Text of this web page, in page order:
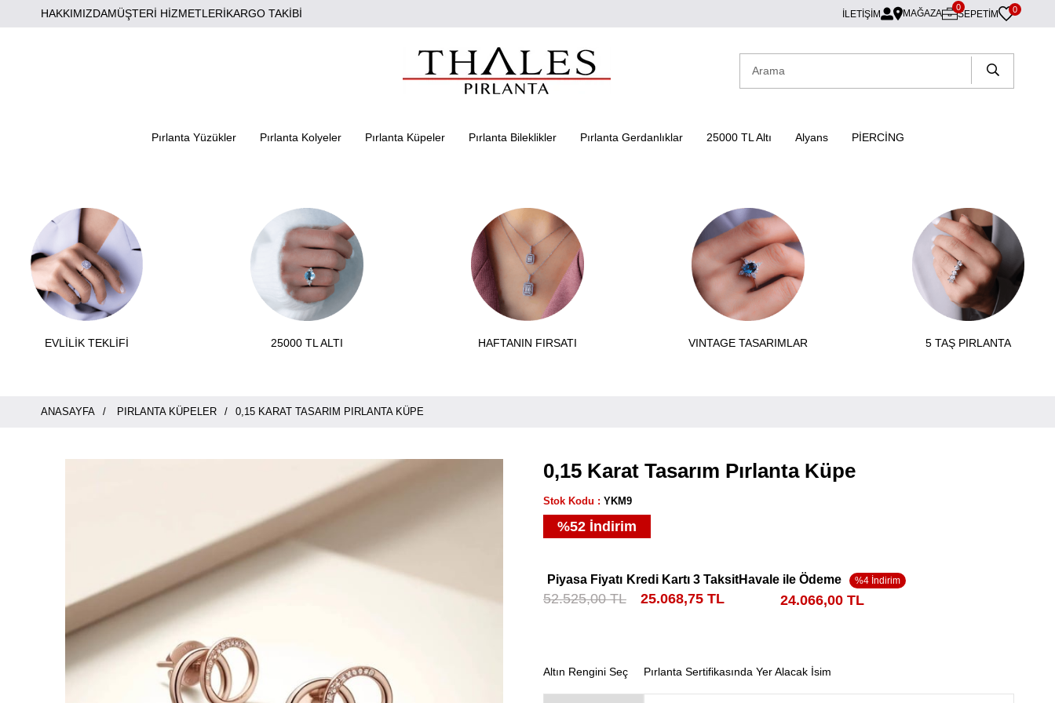
HAKKIMIZDAMÜŞTERİ HİZMETLERİKARGO TAKİBİ İLETİŞİM MAĞAZA SEPETIM
0 0
Pırlanta Yüzükler Pırlanta Kolyeler Pırlanta Küpeler Pırlanta Bileklikler Pırlanta Gerdanlıklar 25000 TL Altı Alyans PİERCİNG
EVLİLİK TEKLİFİ 25000 TL ALTI HAFTANIN FIRSATI VINTAGE TASARIMLAR 5 TAŞ PIRLANTA
ANASAYFA PIRLANTA KÜPELER 0,15 KARAT TASARIM PIRLANTA KÜPE
0,15 Karat Tasarım Pırlanta Küpe
Stok Kodu YKM9
%52 İndirim
Piyasa Fiyatı
52.525,00 TL
Kredi Kartı 3 Taksit
25.068,75 TL
Havale ile Ödeme
24.066,00 TL
Altın Rengini Seç Pırlanta Sertifikasında Yer Alacak İsim